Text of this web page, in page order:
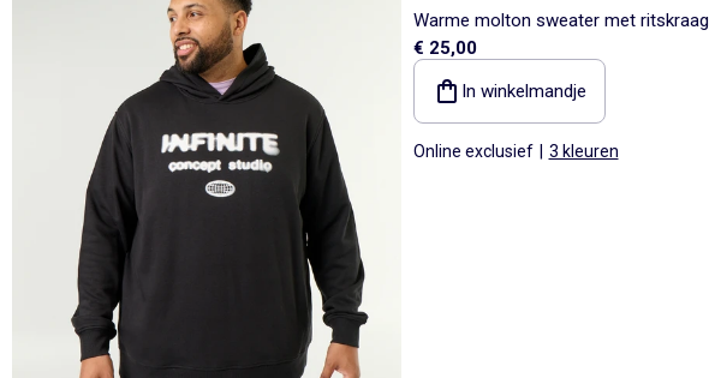
Warme molton sweater met ritskraag
€ 25,00
In winkelmandje
Online exclusief 3 kleuren